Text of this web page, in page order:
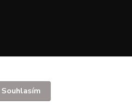
Souhlasím